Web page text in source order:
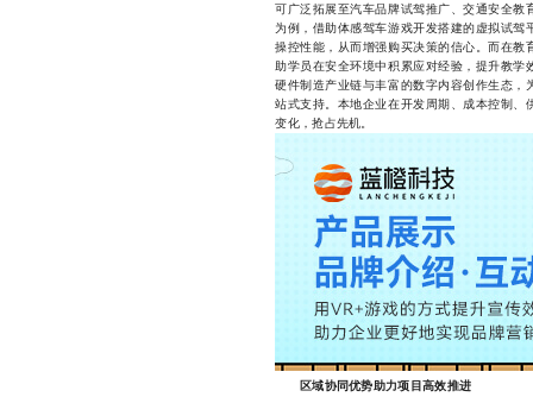
可广泛拓展至汽车品牌试驾推广、交通安全
为例，借助体感驾车游戏开发搭建的虚拟试
操控性能，从而增强购买决策的信心。而在
助学员在安全环境中积累应对经验，提升教
硬件制造产业链与丰富的数字内容创作生态
站式支持。本地企业在开发周期、成本控制
变化，抢占先机。
区域协同优势助力项目高效推进